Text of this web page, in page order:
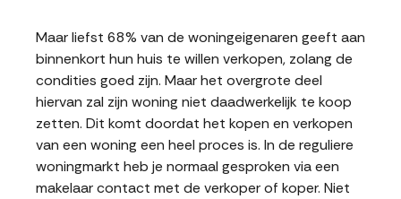
Maar liefst 68% van de woningeigenaren geeft aan
binnenkort hun huis te willen verkopen, zolang de
condities goed zijn. Maar het overgrote deel
hiervan zal zijn woning niet daadwerkelijk te koop
zetten. Dit komt doordat het kopen en verkopen
van een woning een heel proces is. In de reguliere
woningmarkt heb je normaal gesproken via een
makelaar contact met de verkoper of koper. Niet